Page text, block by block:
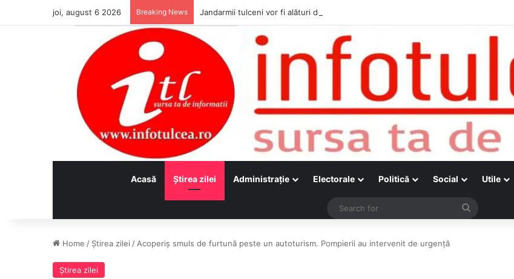
joi, august 6 2026 Breaking News Jandarmii tulceni vor fi alături de cetățenii care vor lua parte la Festivalul Folk Țestos
Acasă Ştirea zilei Administraţie Electorale Politică Social Utile
Search
Home / Ştirea zilei /Acoperiș smuls de furtună peste un autoturism. Pompierii au intervenit de urgență
Ştirea zilei